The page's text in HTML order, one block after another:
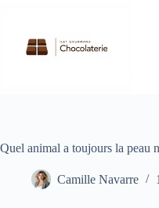
Quel animal a toujours la peau
Camille Navarre